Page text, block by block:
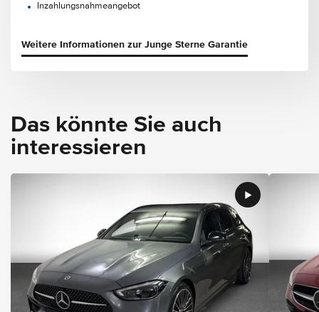
Inzahlungsnahmeangebot
Weitere Informationen zur Junge Sterne Garantie
Das könnte Sie auch
interessieren